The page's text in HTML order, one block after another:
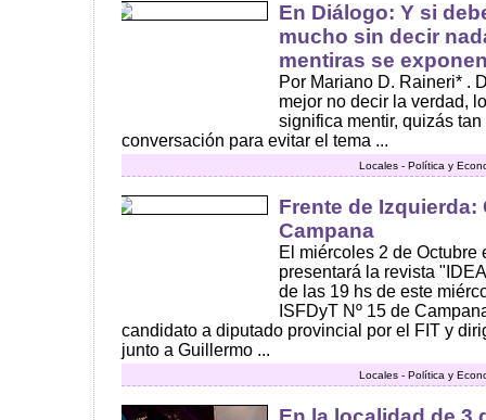
En Diálogo: Y si
mucho sin decir
mentiras se
Por Mariano D. Raineri* .
mejor no decir la verdad,
significa mentir, quizás
conversación para evitar el tema ...
Locales - Política y
Frente de
Campana
El miércoles 2 de Octubre
presentará la revista
de las 19 hs de este
ISFDyT Nº 15 de
candidato a diputado provincial por el FIT y
junto a Guillermo ...
Locales - Política y